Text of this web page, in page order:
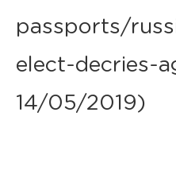
passports/
elect-decries-
14/05/2019)